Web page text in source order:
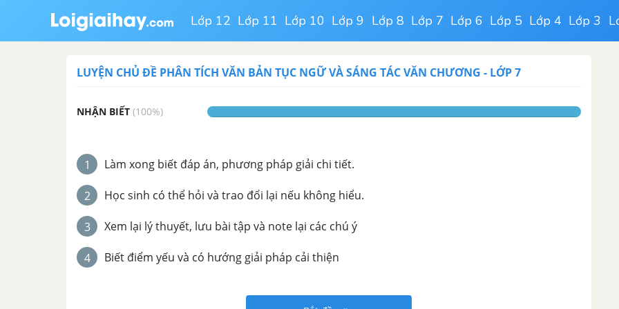
Lớp 12 Lớp 11 Lớp 10 Lớp 9 Lớp 8 Lớp 7 Lớp 6 Lớp 5 Lớp 4 Lớp 3
LUYỆN CHỦ ĐỀ PHÂN TÍCH VĂN BẢN TỤC NGỮ VÀ SÁNG TÁC VĂN CHƯƠNG - LỚP 7
NHẬN BIẾT (100%)
1 Làm xong biết đáp án, phương pháp giải chi tiết.
2 Học sinh có thể hỏi và trao đổi lại nếu không hiểu.
3 Xem lại lý thuyết, lưu bài tập và note lại các chú ý
4 Biết điểm yếu và có hướng giải pháp cải thiện